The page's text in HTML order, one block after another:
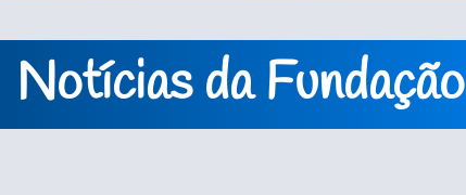
Notícias da Fundação